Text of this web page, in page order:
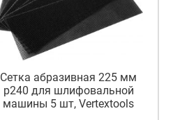
Сетка абразивная 225 мм
р240 для шлифовальной
машины 5 шт, Vertextools